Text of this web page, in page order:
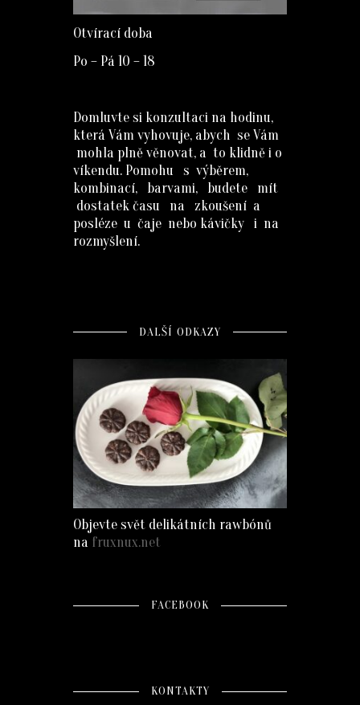
Otvírací doba
Po – Pá 10 – 18
Domluvte si konzultaci na hodinu,
která Vám vyhovuje, abych se Vám
mohla plně věnovat, a to klidně i o
víkendu. Pomohu s výběrem,
kombinací, barvami, budete mít
dostatek času na zkoušení a
posléze u čaje nebo kávičky i na
rozmyšlení.
DALŠÍ ODKAZY
Objevte svět delikátních rawbónů
na fruxnux.net
FACEBOOK
KONTAKTY